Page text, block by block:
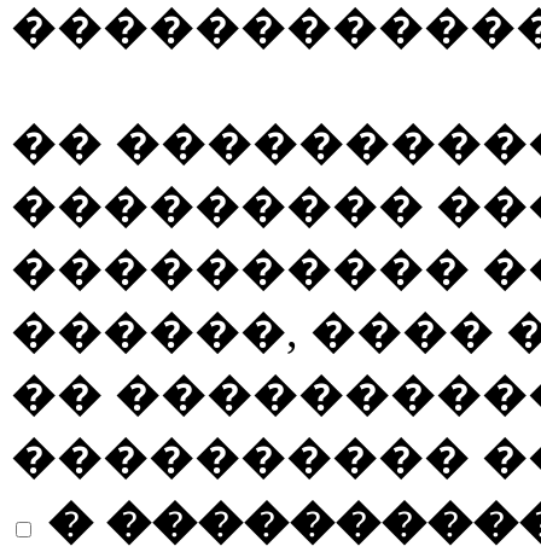
��
���������
����������
������, ����
��
����������
�